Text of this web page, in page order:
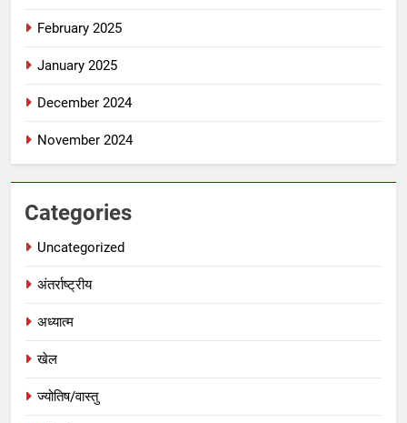
February 2025
January 2025
December 2024
November 2024
Categories
Uncategorized
अंतर्राष्ट्रीय
अध्यात्म
खेल
ज्योतिष/वास्तु